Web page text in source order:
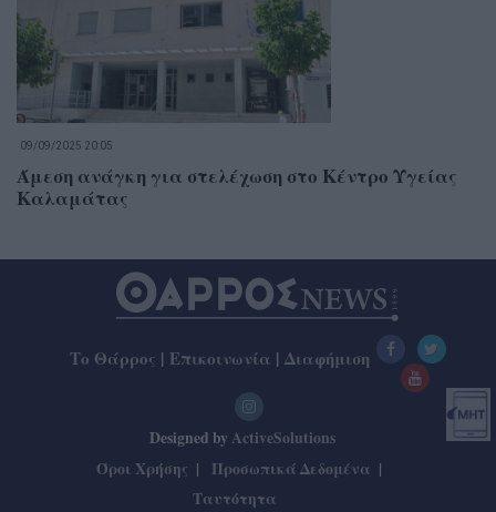
09/09/2025 20:05
Άμεση ανάγκη για στελέχωση στο Κέντρο Υγείας
Καλαμάτας
Το Θάρρος | Επικοινωνία | Διαφήμιση
Designed by ActiveSolutions
Όροι Χρήσης
Προσωπικά Δεδομένα
Ταυτότητα